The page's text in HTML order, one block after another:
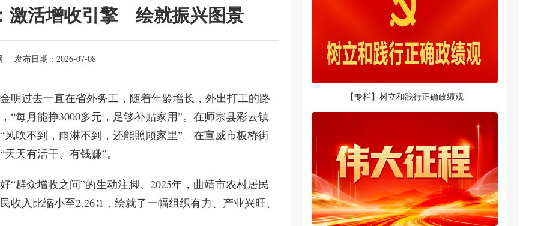
激活增收引擎 绘就振兴图景
发布日期：2026-07-08
明过去一直在省外务工，随着年龄增长，外出打工的路
“每月能挣3000多元，足够补贴家用”。在师宗县彩云镇
吹不到，雨淋不到，还能照顾家里”。在宣威市板桥街
天有活干、有钱赚”。
“群众增收之问”的生动注脚。2025年，曲靖市农村居民
入比缩小至2.26∶1，绘就了一幅组织有力、产业兴旺、
【专栏】树立和践行正确政绩观